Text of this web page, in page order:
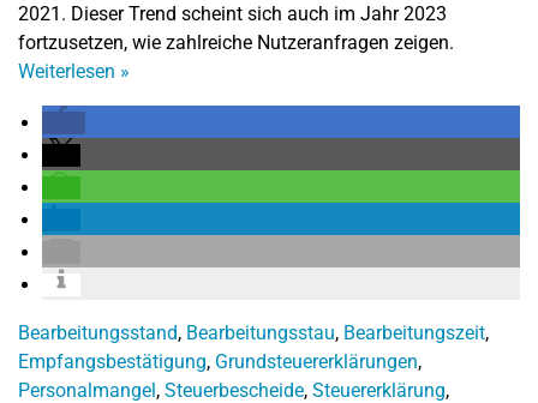
2021. Dieser Trend scheint sich auch im Jahr 2023
fortzusetzen, wie zahlreiche Nutzeranfragen zeigen.
Weiterlesen »
Bearbeitungsstand, Bearbeitungsstau, Bearbeitungszeit,
Empfangsbestätigung, Grundsteuererklärungen,
Personalmangel, Steuerbescheide, Steuererklärung,